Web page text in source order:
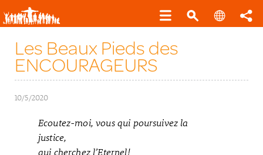
Les Beaux Pieds des
ENCOURAGEURS
10/5/2020
Ecoutez-moi, vous qui poursuivez la
justice,
qui cherchez l’Eternel!